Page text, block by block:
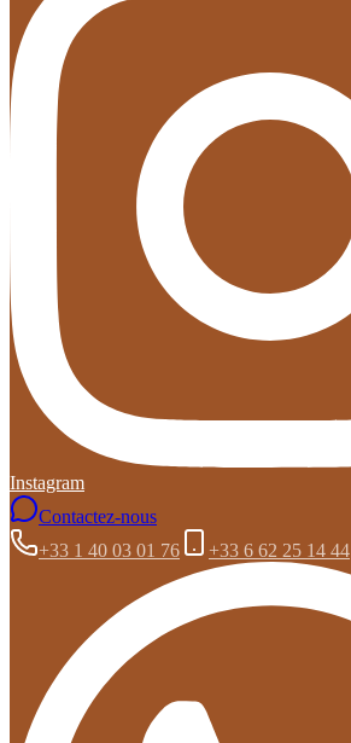
Instagram
Contactez-nous
+33 1 40 03 01 76
+33 6 62 25 14 44